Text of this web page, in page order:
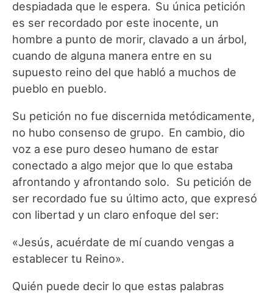
despiadada que le espera. Su única petición
es ser recordado por este inocente, un
hombre a punto de morir, clavado a un árbol,
cuando de alguna manera entre en su
supuesto reino del que habló a muchos de
pueblo en pueblo.
Su petición no fue discernida metódicamente,
no hubo consenso de grupo. En cambio, dio
voz a ese puro deseo humano de estar
conectado a algo mejor que lo que estaba
afrontando y afrontando solo. Su petición de
ser recordado fue su último acto, que expresó
con libertad y un claro enfoque del ser:
«Jesús, acuérdate de mí cuando vengas a
establecer tu Reino».
Quién puede decir lo que estas palabras